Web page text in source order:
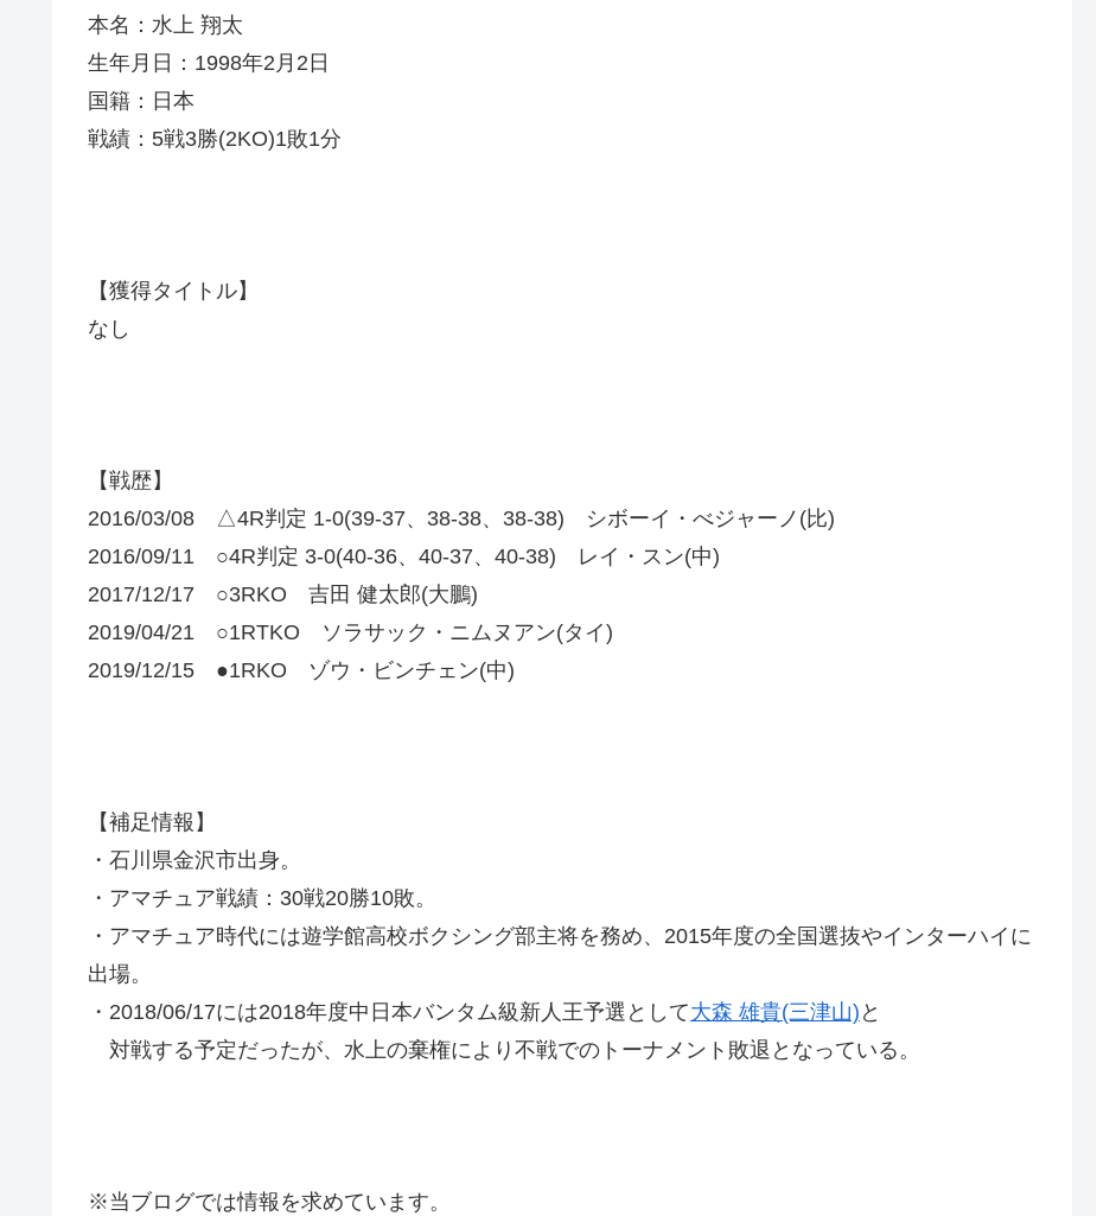
本名：水上 翔太
生年月日：1998年2月2日
国籍：日本
戦績：5戦3勝(2KO)1敗1分
【獲得タイトル】
なし
【戦歴】
2016/03/08 △4R判定 1-0(39-37、38-38、38-38) シボーイ・べジャーノ(比)
2016/09/11 ○4R判定 3-0(40-36、40-37、40-38) レイ・スン(中)
2017/12/17 ○3RKO 吉田 健太郎(大鵬)
2019/04/21 ○1RTKO ソラサック・ニムヌアン(タイ)
2019/12/15 ●1RKO ゾウ・ビンチェン(中)
【補足情報】
・石川県金沢市出身。
・アマチュア戦績：30戦20勝10敗。
・アマチュア時代には遊学館高校ボクシング部主将を務め、2015年度の全国選抜やインターハイに
出場。
・2018/06/17には2018年度中日本バンタム級新人王予選として大森 雄貴(三津山) と
対戦する予定だったが、水上の棄権により不戦でのトーナメント敗退となっている。
※当ブログでは情報を求めています。